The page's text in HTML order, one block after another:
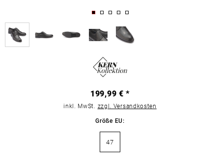
199,99 € *
inkl. MwSt. zzgl. Versandkosten
Größe EU:
47